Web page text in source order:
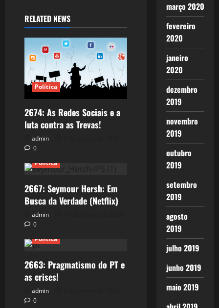
RELATED NEWS
Política
2674: As Redes Sociais e a
luta contra as Trevas!
admin
0
Política
2667: Seymour Hersh: Em
Busca da Verdade (Netflix)
admin
0
Política
2663: Pragmatismo do PT e
as crises!
admin
0
março 2020
fevereiro
2020
janeiro
2020
dezembro
2019
novembro
2019
outubro
2019
setembro
2019
agosto
2019
julho 2019
junho 2019
maio 2019